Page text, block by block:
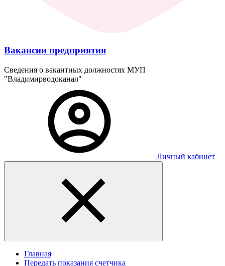
Вакансии предприятия
Сведения о вакантных должностях МУП
"Владимирводоканал"
Личный кабинет
Главная
Передать показания счетчика